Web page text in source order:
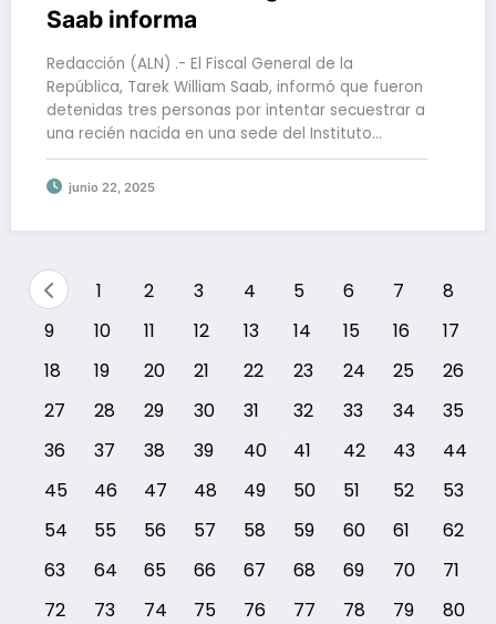
Saab informa
Redacción (ALN) .- El Fiscal General de la
República, Tarek William Saab, informó que fueron
detenidas tres personas por intentar secuestrar a
una recién nacida en una sede del Instituto…
junio 22, 2025
1 2 3 4 5 6 7
8
9
10 11 12 13 14 15 16
17
18
19 20 21 22 23 24 25
26
27
28 29 30 31 32 33 34
35
36
37 38 39 40 41 42 43
44
45
46 47 48 49 50 51 52
53
54
55 56 57 58 59 60 61
62
63
64 65 66 67 68 69 70
71
72
73 74 75 76 77 78 79
80